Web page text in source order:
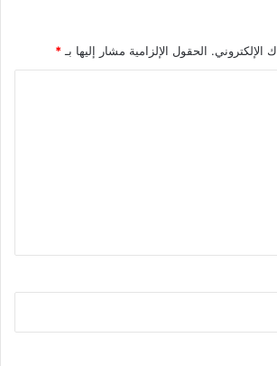
الإلكتروني. الحقول الإلزامية مشار إليها بـ*